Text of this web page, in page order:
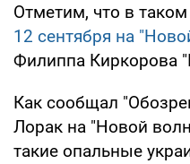
Отметим, что в
12 сентября на
Филиппа Киркорова
Как сообщал
Лорак на "Новой
такие опальные